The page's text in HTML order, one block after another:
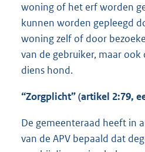
woning of het erf worden
kunnen worden gepleegd
woning zelf of door
van de gebruiker, maar
diens hond.
“Zorgplicht” (artikel 2:79,
De gemeenteraad heeft in
van de APV bepaald dat